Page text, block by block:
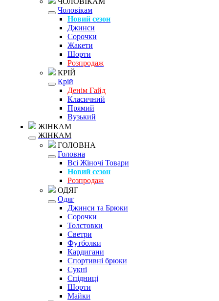
Чоловікам
Новий сезон
Джинси
Сорочки
Жакети
Шорти
Розпродаж
КРІЙ
Крій
Денім Гайд
Класичний
Прямий
Вузький
ЖІНКАМ
ЖІНКАМ
ГОЛОВНА
Головна
Всі Жіночі Товари
Новий сезон
Розпродаж
ОДЯГ
Одяг
Джинси та Брюки
Сорочки
Толстовки
Светри
Футболки
Кардигани
Спортивні брюки
Сукні
Спідниці
Шорти
Майки